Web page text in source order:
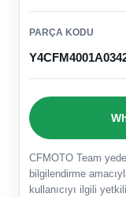
PARÇA KODU
CFMOTO Team
bilgilendirme
kullanıcıyı ilgili